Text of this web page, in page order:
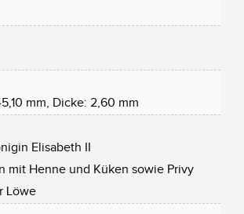
mm, Dicke: 2,60 mm
Elisabeth II
mit Henne und Küken sowie Privy
Löwe